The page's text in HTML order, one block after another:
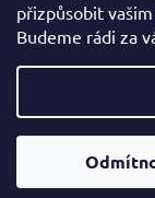
přizpůsobit
Budeme rádi za
Copyright 2026